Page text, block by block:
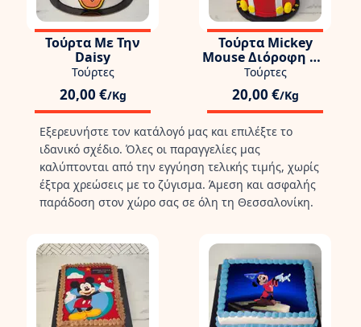
Τούρτα Με Την
Daisy
Τούρτες
20,00 €/Kg
Τούρτα Mickey
Mouse Διόροφη Με
Αστέρια
Τούρτες
20,00 €/Kg
Εξερευνήστε τον κατάλογό μας και επιλέξτε το
ιδανικό σχέδιο. Όλες οι παραγγελίες μας
καλύπτονται από την εγγύηση τελικής τιμής, χωρίς
έξτρα χρεώσεις με το ζύγισμα. Άμεση και ασφαλής
παράδοση στον χώρο σας σε όλη τη Θεσσαλονίκη.